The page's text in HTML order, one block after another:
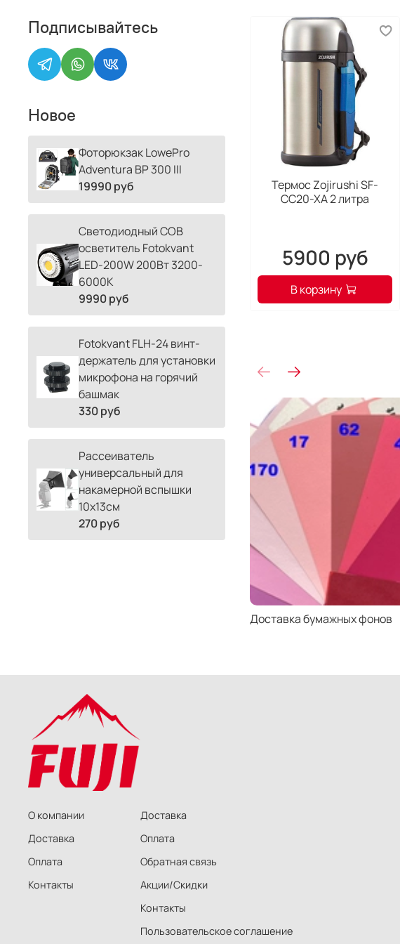
Термос Zojirushi SF-
CC20-XA 2 литра
5900 руб
В корзину
Доставка бумажных фонов
Подписывайтесь
Новое
Фоторюкзак LowePro
Adventura BP 300 III
19990 руб
Светодиодный COB
осветитель Fotokvant
LED-200W 200Вт 3200-
6000К
9990 руб
Fotokvant FLH-24 винт-
держатель для установки
микрофона на горячий
башмак
330 руб
Рассеиватель
универсальный для
накамерной вспышки
10х13см
270 руб
О компании
Доставка
Оплата
Контакты
Доставка
Оплата
Обратная связь
Акции/Скидки
Контакты
Пользовательское соглашение